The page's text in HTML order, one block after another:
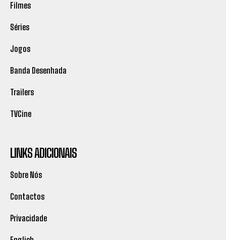
Filmes
Séries
Jogos
Banda Desenhada
Trailers
TVCine
LINKS ADICIONAIS
Sobre Nós
Contactos
Privacidade